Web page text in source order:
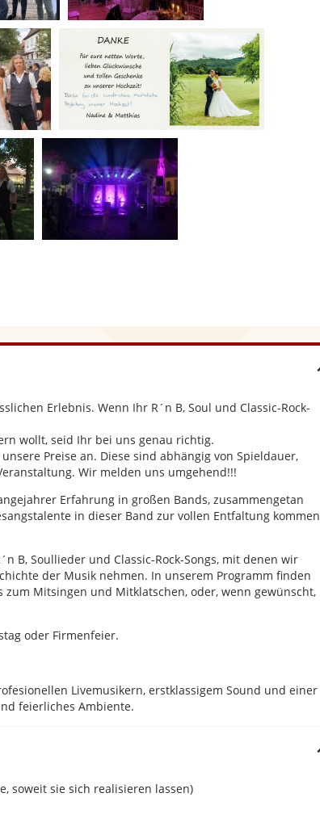
Erlebnis. Wenn Ihr R´n B, Soul und Classic-Rock-
wollt, seid Ihr bei uns genau richtig.
Preise an. Diese sind abhängig von Spieldauer,
Wir melden uns umgehend!!!
Erfahrung in großen Bands, zusammengetan
in dieser Band zur vollen Entfaltung kommen
B, Soullieder und Classic-Rock-Songs, mit denen wir
der Musik nehmen. In unserem Programm finden
zum Mitsingen und Mitklatschen, oder, wenn gewünscht,
oder Firmenfeier.
Livemusikern, erstklassigem Sound und einer
feierliches Ambiente.
soweit sie sich realisieren lassen)